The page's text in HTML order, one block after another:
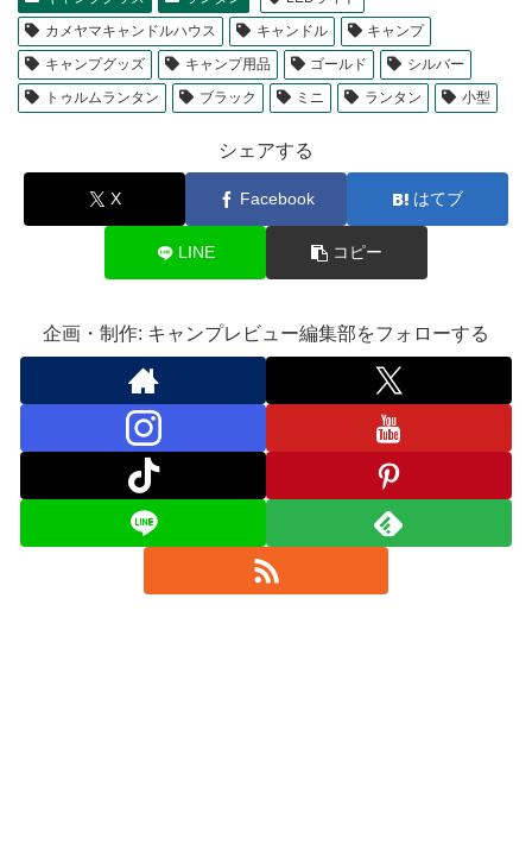
カメヤマキャンドルハウス
キャンドル
キャンプ
キャンプグッズ
キャンプ用品 ゴールド
シルバー
トゥルムランタン
ブラック ミニ ランタン 小型
シェアする
X Facebook はてブ
LINE コピー
企画・制作: キャンプレビュー編集部をフォローする